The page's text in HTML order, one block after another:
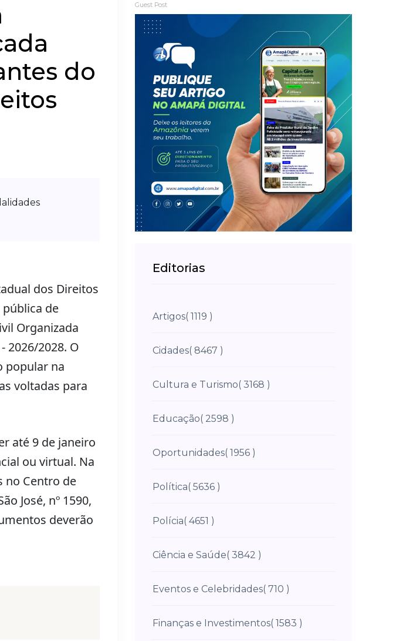
do
dos Direitos
de
Organizada
2026/2028. O
popular na
voltadas para
até 9 de janeiro
ou virtual. Na
no Centro de
José, nº 1590,
deverão
Guest Post
Editorias
Artigos( 1119 )
Cidades( 8467 )
Cultura e Turismo( 3168 )
Educação( 2598 )
Oportunidades( 1956 )
Política( 5636 )
Polícia( 4651 )
Ciência e Saúde( 3842 )
Eventos e Celebridades( 710 )
Finanças e Investimentos( 1583 )